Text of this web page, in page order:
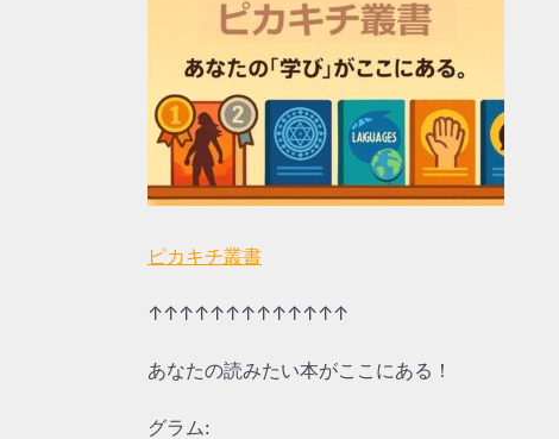
ピカキチ叢書
↑↑↑↑↑↑↑↑↑↑↑↑↑
あなたの読みたい本がここにある！
グラム: